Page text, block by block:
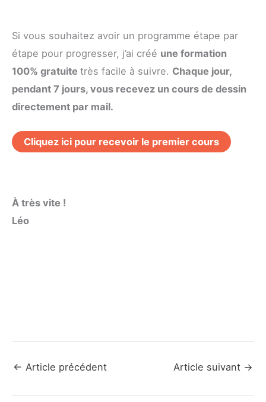
Si vous souhaitez avoir un programme étape par
étape pour progresser, j’ai créé une formation
100% gratuite très facile à suivre. Chaque jour,
pendant 7 jours, vous recevez un cours de dessin
directement par mail.
Cliquez ici pour recevoir le premier cours
À très vite !
Léo
← Article précédent Article suivant →